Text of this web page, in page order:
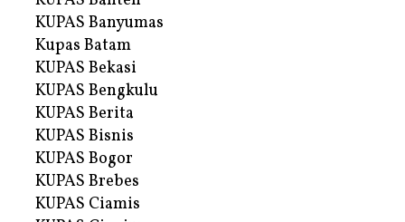
KUPAS Banyumas
Kupas Batam
KUPAS Bekasi
KUPAS Bengkulu
KUPAS Berita
KUPAS Bisnis
KUPAS Bogor
KUPAS Brebes
KUPAS Ciamis